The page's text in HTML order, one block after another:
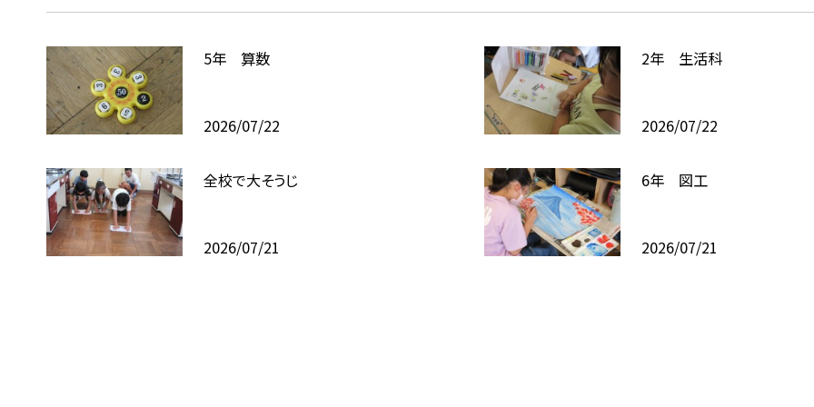
5年 算数
2026/07/22
2年 生活科
2026/07/22
全校で大そうじ
2026/07/21
6年 図工
2026/07/21